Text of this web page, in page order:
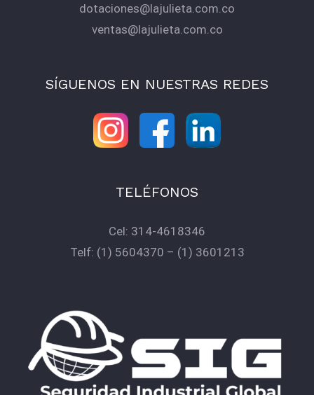
dotaciones@lajulieta.com.co
ventas@lajulieta.com.co
SÍGUENOS EN NUESTRAS REDES
TELÉFONOS
Cel: 314-4618346
Telf: (1) 5604370 – (1) 3601213